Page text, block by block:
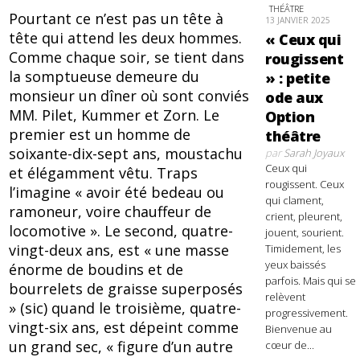
Pourtant ce n’est pas un tête à
tête qui attend les deux hommes.
Comme chaque soir, se tient dans
la somptueuse demeure du
monsieur un dîner où sont conviés
MM. Pilet, Kummer et Zorn. Le
premier est un homme de
soixante-dix-sept ans, moustachu
et élégamment vêtu. Traps
l’imagine « avoir été bedeau ou
ramoneur, voire chauffeur de
locomotive ». Le second, quatre-
vingt-deux ans, est « une masse
énorme de boudins et de
bourrelets de graisse superposés
» (sic) quand le troisième, quatre-
vingt-six ans, est dépeint comme
un grand sec, « figure d’un autre
THÉÂTRE
13 JANVIER 2025
« Ceux qui
rougissent
» : petite
ode aux
Option
théâtre
parSarah Joyaux
Ceux qui
rougissent. Ceux
qui clament,
crient, pleurent,
jouent, sourient.
Timidement, les
yeux baissés
parfois. Mais qui se
relèvent
progressivement.
Bienvenue au
cœur de...